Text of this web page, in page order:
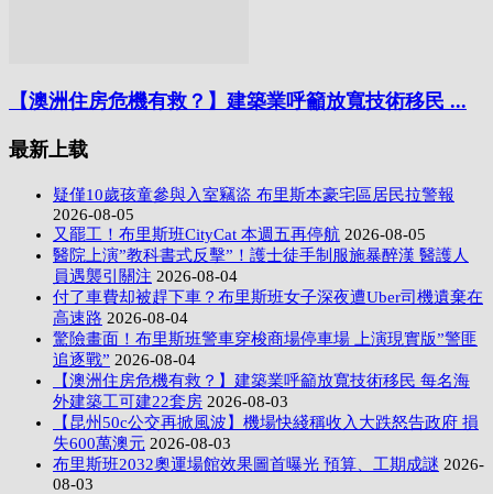
【澳洲住房危機有救？】建築業呼籲放寬技術移民 ...
最新上载
疑僅10歲孩童參與入室竊盜 布里斯本豪宅區居民拉警報
2026-08-05
又罷工！布里斯班CityCat 本週五再停航 2026-08-05
醫院上演”教科書式反擊”！護士徒手制服施暴醉漢 醫護人
員遇襲引關注 2026-08-04
付了車費却被趕下車？布里斯班女子深夜遭Uber司機遺棄在
高速路 2026-08-04
驚險畫面！布里斯班警車穿梭商場停車場 上演現實版”警匪
追逐戰” 2026-08-04
【澳洲住房危機有救？】建築業呼籲放寬技術移民 每名海
外建築工可建22套房 2026-08-03
【昆州50c公交再掀風波】機場快綫稱收入大跌怒告政府 損
失600萬澳元 2026-08-03
布里斯班2032奧運場館效果圖首曝光 預算、工期成謎 2026-
08-03